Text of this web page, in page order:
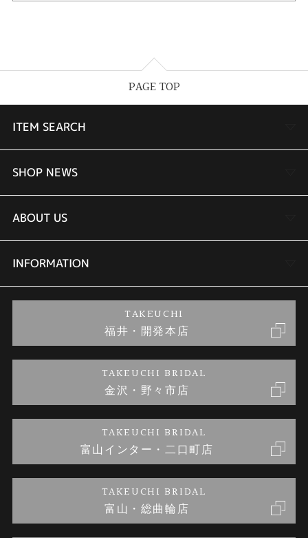
PAGE TOP
ITEM SEARCH
婚約指輪
結婚指輪
セットリング
婚約ネックレス
金・プラチナのお取引
SHOP NEWS
TAKEUCHI BRIDAL金沢本店情報
商品一覧
ブランドリスト
金澤指輪工房｜手作りペアリング
金澤指輪工房｜手作り結婚指輪 and 婚約指輪
金澤指輪工房｜手作り婚約指輪プロポーズプラン
ABOUT US
会社概要
お客様の声
INFORMATION
プライバシーポリシー
TAKEUCHI
福井・開発本店
TAKEUCHI BRIDAL
金沢・野々市店
TAKEUCHI BRIDAL
富山インター・二口町店
TAKEUCHI BRIDAL
富山・総曲輪店